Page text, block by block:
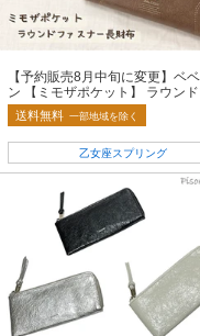
【予約販売8月中旬に変更】ベ
ン 【ミモザポケット】 ラウン
スナー長財布
送料無料 一部地域を除く
乙女座スプリング